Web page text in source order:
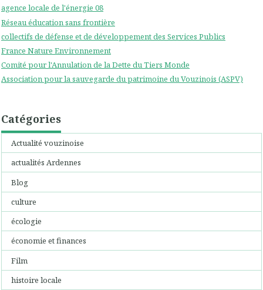
agence locale de l'énergie 08
Réseau éducation sans frontière
collectifs de défense et de développement des Services Publics
France Nature Environnement
Comité pour l'Annulation de la Dette du Tiers Monde
Association pour la sauvegarde du patrimoine du Vouzinois (ASPV)
Catégories
Actualité vouzinoise
actualités Ardennes
Blog
culture
écologie
économie et finances
Film
histoire locale